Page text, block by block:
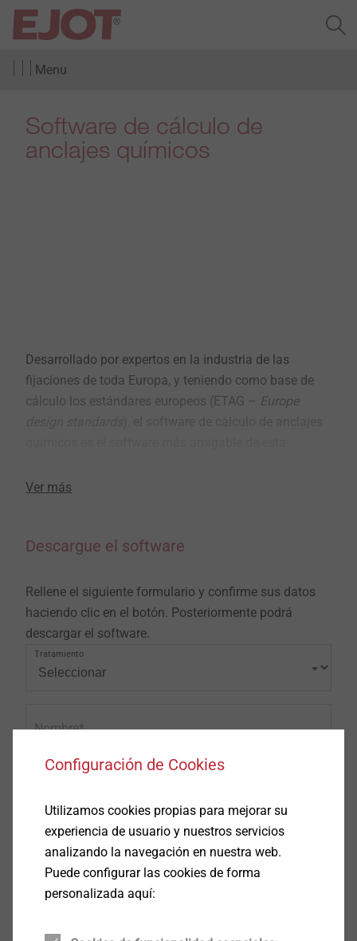
Menu
Software de cálculo de
anclajes químicos
Ver más
Desarrollado por expertos en la industria de las
fijaciones de toda Europa, y teniendo como base de
cálculo los estándares europeos (ETAG – Europe
ofreciendo más soluciones de anclaje para diversos
La característica más destacada del programa es su
interfaz fácil de usar, que cubre una amplia gama de
clases de hormigón, cubriendo todas las formas de la
placa base metálica con grupos predefinidos de
tiempo real.
El cálculo se puede realizar para todo tipo de
exposición sísmica C1 o C2, exposición al fuego u
orificios inundados.
Descargue el software
Rellene el siguiente formulario y confirme sus datos
haciendo clic en el botón. Posteriormente podrá
descargar el software.
Tratamiento
Nombre
Apellido
Correo electrónico
Configuración de Cookies
Utilizamos cookies propias para mejorar su
experiencia de usuario y nuestros servicios
analizando la navegación en nuestra web.
Puede configurar las cookies de forma
personalizada aquí: